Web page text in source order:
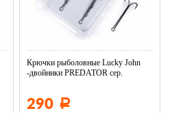
Крючки рыболовные Lucky John
-двойники PREDATOR сер.
290 Р